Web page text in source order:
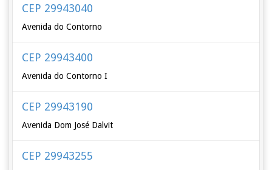
CEP 29943040
Avenida do Contorno
CEP 29943400
Avenida do Contorno I
CEP 29943190
Avenida Dom José Dalvit
CEP 29943255